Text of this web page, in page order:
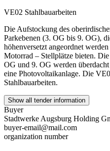
VE02 Stahlbauarbeiten
Die Aufstockung des
Parkebenen (3. OG bis 9. OG),
höhenversetzt angeordnet
Motorrad – Stellplätze bieten.
OG und 9. OG werden
eine Photovoltaikanlage. Die
Stahlbauarbeiten.
Show all tender information
Buyer
Stadtwerke Augsburg Holding
buyer-email@mail.com
organization number